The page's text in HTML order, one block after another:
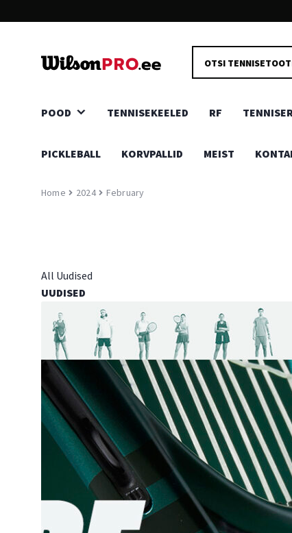
Kõik kaubad toovad Sinuni meie head tarnepartnerid, kas
ukseni või pakiautomaati.
PRODUCTS
SEARCH
POOD TENNISEKEELED RF
PICKLEBALL KORVPALLID MEIST
Home 2024 February
All Uudised
UUDISED